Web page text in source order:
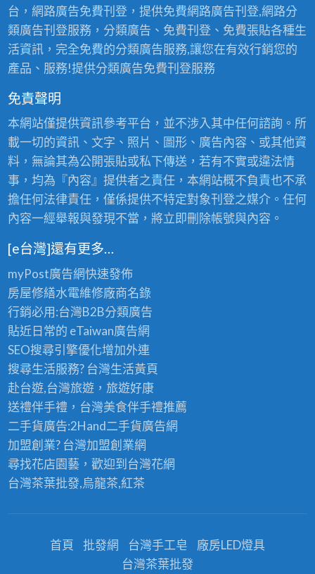
台，網路廣告免費刊登，提供免費網路廣告刊登,網路分
類廣告刊登服務，分類廣告、免費刊登、免費張貼各種生
活資訊，完全免費的分類廣告服務,讓您在有效行銷您的
產品、服務!提供分類廣告免費刊登服務
免責聲明
本網站僅提供資訊參考平台，並不涉入其中任何諮詢。所
載一切的資訊、文字、照片、圖形、廣告內容、或其他資
料，無論其為公開張貼或私下傳送，若有不實或違法情
事，均為『內容』提供者之責任，本網站概不負責也不承
擔任何法律責任，僅係提供不特定對象刊登之媒介。任何
內容一經舉報與發現不當，將立即刪除帳號與內容。
[e台灣]還有更多…
myPost廣告網快速發佈
房屋修繕水電維修廠商名錄
行銷必用:台灣B2B分類廣告
貼近日常的 eTaiwan廣告網
SEO搜尋引擎優化增加外連
搜尋生活服務? 台灣生活黃頁
赴台遊,台灣旅遊，旅遊好康
送禮伴手禮，台灣美食伴手禮推薦
二手貨廣告:2Hand二手貨廣告網
加盟創業? 台灣加盟創業網
尋找花店園藝，歡迎到台灣花網
台灣茶葉批發,烏龍茶,紅茶
首頁 批發網 台灣手工皂
廠房LED燈具
台灣茶葉批發